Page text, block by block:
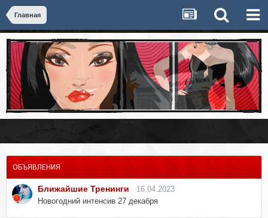
Главная
ОБЪЯВЛЕНИЯ
Ближайшие Тренинги
16.04.2023
Новогодний интенсив 27 декабря